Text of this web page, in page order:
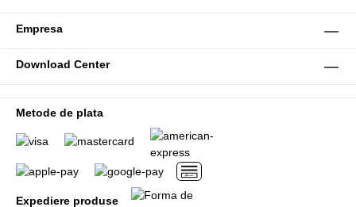
Empresa
Download Center
Metode de plata
Expediere produse